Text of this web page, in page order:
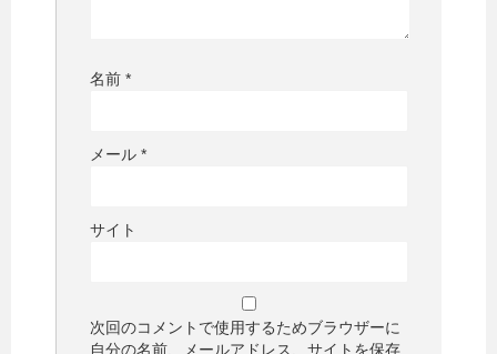
名前 *
メール *
サイト
次回のコメントで使用するためブラウザーに
自分の名前、メールアドレス、サイトを保存